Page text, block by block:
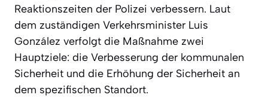
Reaktionszeiten der Polizei verbessern. Laut
dem zuständigen Verkehrsminister Luis
González verfolgt die Maßnahme zwei
Hauptziele: die Verbesserung der kommunalen
Sicherheit und die Erhöhung der Sicherheit an
dem spezifischen Standort.